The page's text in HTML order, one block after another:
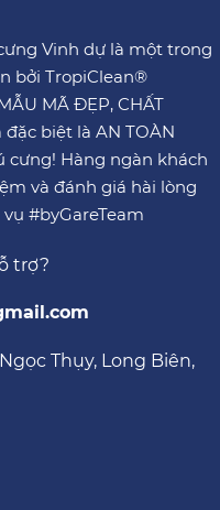
Vinh dự là một trong
bởi TropiClean®
MÃ ĐẸP, CHẤT
đặc biệt là AN TOÀN
cưng! Hàng ngàn khách
và đánh giá hài lòng
#byGareTeam
trợ?
Thụy, Long Biên,